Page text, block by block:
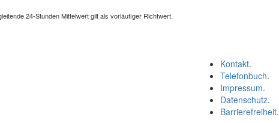
24-Stunden Mittelwert gilt als vorläufiger Richtwert.
Kontakt.
Telefonbuch.
Impressum.
Datenschutz.
Barrierefreiheit.